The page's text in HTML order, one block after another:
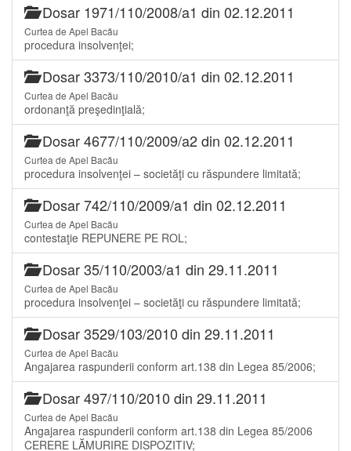
Dosar 1971/110/2008/a1 din 02.12.2011
Curtea de Apel Bacău
procedura insolvenţei;
Dosar 3373/110/2010/a1 din 02.12.2011
Curtea de Apel Bacău
ordonanţă preşedinţială;
Dosar 4677/110/2009/a2 din 02.12.2011
Curtea de Apel Bacău
procedura insolvenţei – societăţi cu răspundere limitată;
Dosar 742/110/2009/a1 din 02.12.2011
Curtea de Apel Bacău
contestaţie REPUNERE PE ROL;
Dosar 35/110/2003/a1 din 29.11.2011
Curtea de Apel Bacău
procedura insolvenţei – societăţi cu răspundere limitată;
Dosar 3529/103/2010 din 29.11.2011
Curtea de Apel Bacău
Angajarea raspunderii conform art.138 din Legea 85/2006;
Dosar 497/110/2010 din 29.11.2011
Curtea de Apel Bacău
Angajarea raspunderii conform art.138 din Legea 85/2006
CERERE LĂMURIRE DISPOZITIV;